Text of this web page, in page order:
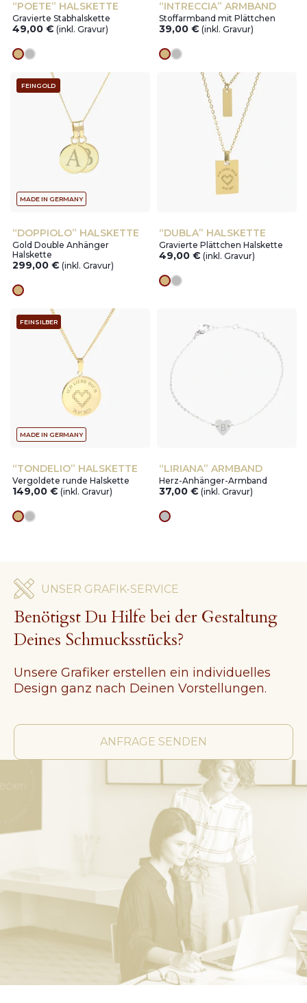
“POETE” HALSKETTE
Gravierte Stabhalskette
49,00€ (inkl. Gravur)
Goldes
silver
“INTRECCIA” ARMBAND
Stoffarmband mit Plättchen
39,00€ (inkl. Gravur)
Goldes
silver
FEINGOLD
MADE IN GERMANY
“DOPPIOLO” HALSKETTE
Gold Double Anhänger
Halskette
299,00€ (inkl. Gravur)
Goldes
“DUBLA” HALSKETTE
Gravierte Plättchen Halskette
49,00€ (inkl. Gravur)
Goldes
silver
FEINSILBER
MADE IN GERMANY
“TONDELIO” HALSKETTE
Vergoldete runde Halskette
149,00€ (inkl. Gravur)
Goldes
silver
“LIRIANA” ARMBAND
Herz-Anhänger-Armband
37,00€ (inkl. Gravur)
silver
UNSER GRAFIK-SERVICE
Benötigst Du Hilfe bei der Gestaltung
Deines Schmucksstücks?
Unsere Grafiker erstellen ein individuelles
Design ganz nach Deinen Vorstellungen.
ANFRAGE SENDEN